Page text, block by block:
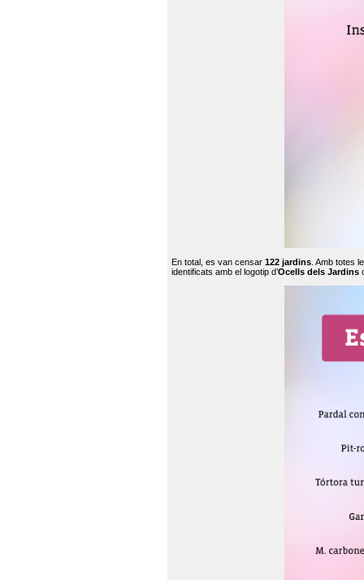
En total, es van censar 122 jardins . Amb totes
identificats amb el logotip d’Ocells dels Jardins